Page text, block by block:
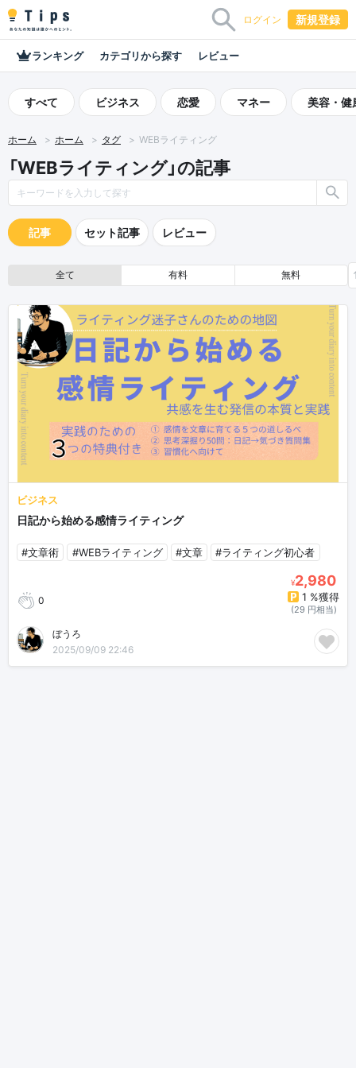
ログイン 新規登録
ランキング カテゴリから探す レビュー
すべて ビジネス 恋愛 マネー 美容・健
ホーム ホーム タグ WEBライティング
「WEBライティング」の記事
記事 セット記事 レビュー
全て 有料 無料
ビジネス
日記から始める感情ライティング
#文章術 #WEBライティング #文章 #ライティング初心者
0
¥2,980
1 %獲得
(29 円相当)
ぼうろ
2025/09/09 22:46